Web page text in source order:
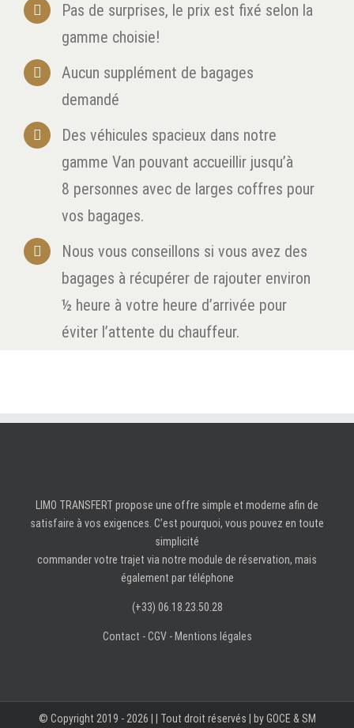
Pas de surprises, le prix est fixé selon la
gamme choisie!
Aucun supplément de bagages
demandé
Des véhicules spacieux dans notre
gamme Van pouvant accueillir jusqu’à
8 personnes avec de larges coffres pour
vos bagages.
Nous vous conseillons si vous avez des
bagages à récupérer de rajouter environ
½ heure à votre heure d’arrivée pour
éviter l’attente du chauffeur.
LIMO TRANSFERT propose une offre simple et moderne afin de
satisfaire à vos exigences. C’est pourquoi, vous pouvez en toute
simplicité
commander votre trajet via notre module de réservation, mais
également par téléphone
(+33) 06.18.23.50.28
Contact -CGV - Mentions légales
© Copyright 2019 - 2026 | | Tout droit réservés | by GOCE & SM